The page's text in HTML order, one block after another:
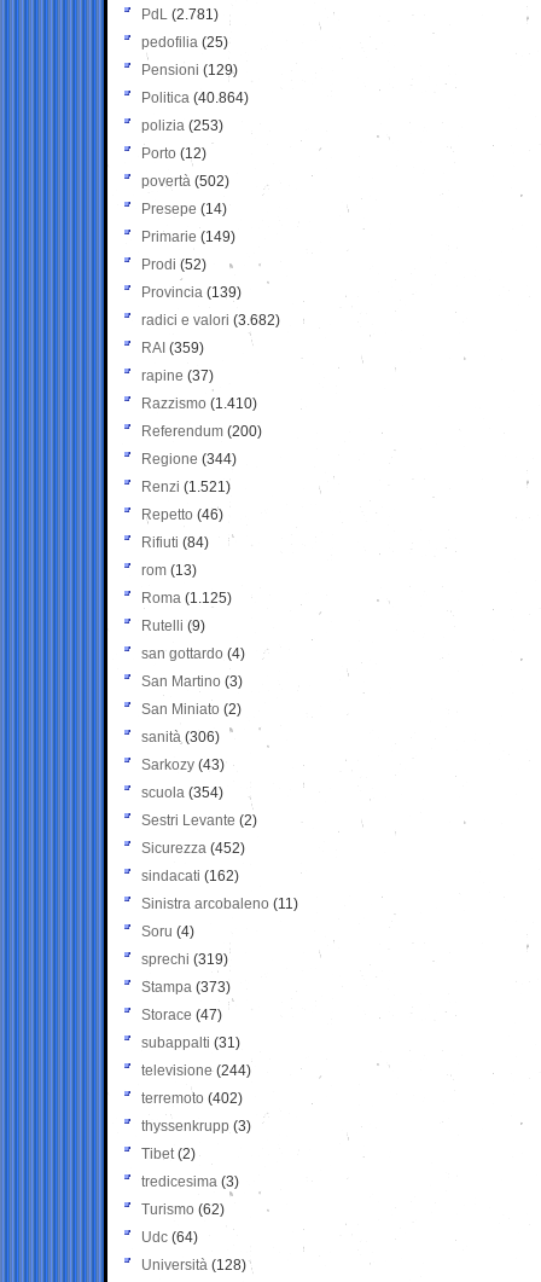
PdL (2.781)
pedofilia (25)
Pensioni (129)
Politica (40.864)
polizia (253)
Porto (12)
povertà (502)
Presepe (14)
Primarie (149)
Prodi (52)
Provincia (139)
radici e valori (3.682)
RAI (359)
rapine (37)
Razzismo (1.410)
Referendum (200)
Regione (344)
Renzi (1.521)
Repetto (46)
Rifiuti (84)
rom (13)
Roma (1.125)
Rutelli (9)
san gottardo (4)
San Martino (3)
San Miniato (2)
sanità (306)
Sarkozy (43)
scuola (354)
Sestri Levante (2)
Sicurezza (452)
sindacati (162)
Sinistra arcobaleno (11)
Soru (4)
sprechi (319)
Stampa (373)
Storace (47)
subappalti (31)
televisione(244)
terremoto (402)
thyssenkrupp (3)
Tibet(2)
tredicesima (3)
Turismo (62)
Udc (64)
Università (128)